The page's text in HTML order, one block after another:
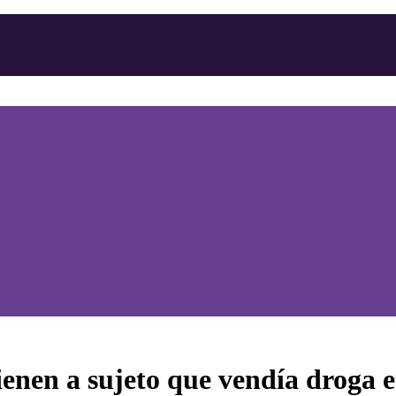
a sujeto que vendía droga